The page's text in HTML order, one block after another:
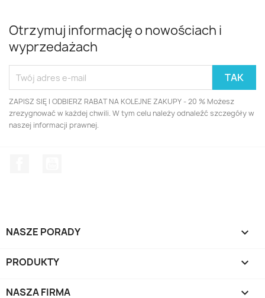
Otrzymuj informację o nowościach i
wyprzedażach
ZAPISZ SIĘ I ODBIERZ RABAT NA KOLEJNE ZAKUPY - 20 % Możesz
zrezygnować w każdej chwili. W tym celu należy odnaleźć szczegóły w
naszej informacji prawnej.
NASZE PORADY 
PRODUKTY 
NASZA FIRMA 